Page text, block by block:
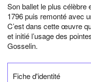
Son ballet le plus célèbre
1796 puis remonté avec
C’est dans cette œuvre
et initié l’usage des
Gosselin.
Fiche d'identité